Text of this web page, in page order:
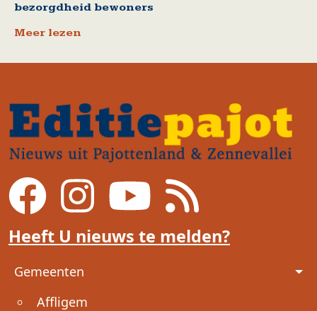
bezorgdheid bewoners
Meer lezen
Heeft U nieuws te melden?
Voet
Gemeenten
Affligem